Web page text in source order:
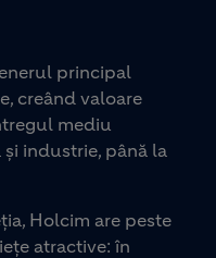
principal
creând valoare
mediu
industrie, până la
Holcim are peste
atractive: în